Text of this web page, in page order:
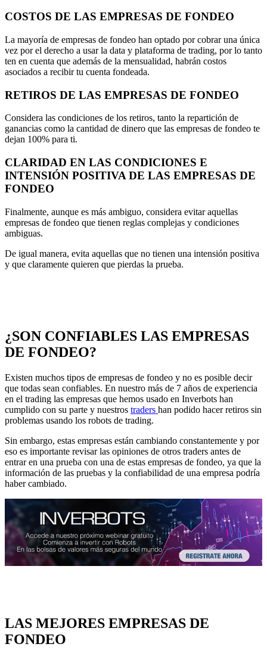
COSTOS DE LAS EMPRESAS DE FONDEO
La mayoría de empresas de fondeo han optado por cobrar una única
vez por el derecho a usar la data y plataforma de trading, por lo tanto
ten en cuenta que además de la mensualidad, habrán costos
asociados a recibir tu cuenta fondeada.
RETIROS DE LAS EMPRESAS DE FONDEO
Considera las condiciones de los retiros, tanto la repartición de
ganancias como la cantidad de dinero que las empresas de fondeo te
dejan 100% para ti.
CLARIDAD EN LAS CONDICIONES E
INTENSIÓN POSITIVA DE LAS EMPRESAS DE
FONDEO
Finalmente, aunque es más ambiguo, considera evitar aquellas
empresas de fondeo que tienen reglas complejas y condiciones
ambiguas.
De igual manera, evita aquellas que no tienen una intensión positiva
y que claramente quieren que pierdas la prueba.
¿SON CONFIABLES LAS EMPRESAS
DE FONDEO?
Existen muchos tipos de empresas de fondeo y no es posible decir
que todas sean confiables. En nuestro más de 7 años de experiencia
en el trading las empresas que hemos usado en Inverbots han
cumplido con su parte y nuestros traders han podido hacer retiros sin
problemas usando los robots de trading.
Sin embargo, estas empresas están cambiando constantemente y por
eso es importante revisar las opiniones de otros traders antes de
entrar en una prueba con una de estas empresas de fondeo, ya que la
información de las pruebas y la confiabilidad de una empresa podría
haber cambiado.
LAS MEJORES EMPRESAS DE
FONDEO